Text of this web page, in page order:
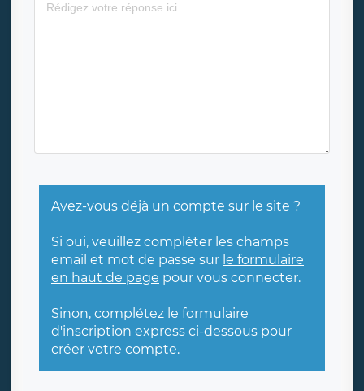
Avez-vous déjà un compte sur le site ?
Si oui, veuillez compléter les champs
email et mot de passe sur le formulaire
en haut de page pour vous connecter.
Sinon, complétez le formulaire
d'inscription express ci-dessous pour
créer votre compte.